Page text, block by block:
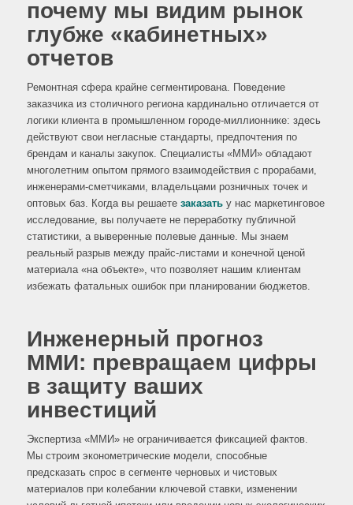
почему мы видим рынок
глубже «кабинетных»
отчетов
Ремонтная сфера крайне сегментирована. Поведение
заказчика из столичного региона кардинально отличается от
логики клиента в промышленном городе-миллионнике: здесь
действуют свои негласные стандарты, предпочтения по
брендам и каналы закупок. Специалисты «ММИ» обладают
многолетним опытом прямого взаимодействия с прорабами,
инженерами-сметчиками, владельцами розничных точек и
оптовых баз. Когда вы решаете заказатьу нас маркетинговое
исследование, вы получаете не переработку публичной
статистики, а выверенные полевые данные. Мы знаем
реальный разрыв между прайс-листами и конечной ценой
материала «на объекте», что позволяет нашим клиентам
избежать фатальных ошибок при планировании бюджетов.
Инженерный прогноз
ММИ: превращаем цифры
в защиту ваших
инвестиций
Экспертиза «ММИ» не ограничивается фиксацией фактов.
Мы строим эконометрические модели, способные
предсказать спрос в сегменте черновых и чистовых
материалов при колебании ключевой ставки, изменении